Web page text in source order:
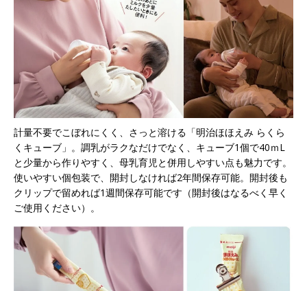
計量不要でこぼれにくく、さっと溶ける「明治ほほえみ らくら
くキューブ」。調乳がラクなだけでなく、キューブ1個で40ｍL
と少量から作りやすく、母乳育児と併用しやすい点も魅力です。
使いやすい個包装で、開封しなければ2年間保存可能。開封後も
クリップで留めれば1週間保存可能です（開封後はなるべく早く
ご使用ください）。